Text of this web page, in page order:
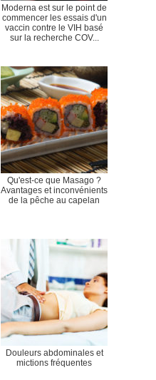
Moderna est sur le point de
commencer les essais d'un
vaccin contre le VIH basé
sur la recherche COV...
Qu'est-ce que Masago ?
Avantages et inconvénients
de la pêche au capelan
Douleurs abdominales et
mictions fréquentes